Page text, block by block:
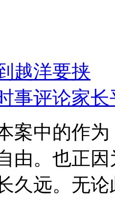
越洋要挟
评论家长
案中的作
由。也正
久远。无